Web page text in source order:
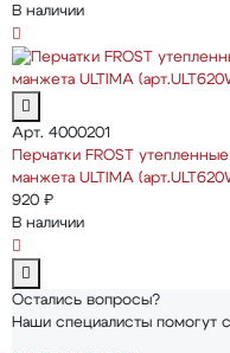
В наличии
Арт. 4000201
Перчатки FROST
манжета ULTIMA
920 ₽
В наличии
Остались вопросы?
Наши специалисты помогут